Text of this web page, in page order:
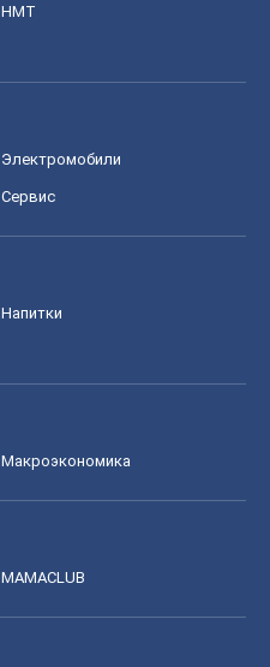
НМТ
Электромобили
Сервис
Напитки
Mакроэкономика
MAMACLUB